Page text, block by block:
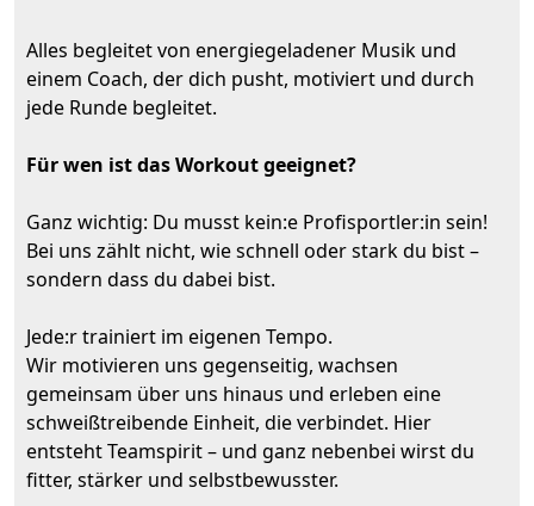
Alles begleitet von energiegeladener Musik und
einem Coach, der dich pusht, motiviert und durch
jede Runde begleitet.
Für wen ist das Workout geeignet?
Ganz wichtig: Du musst kein:e Profisportler:in sein!
Bei uns zählt nicht, wie schnell oder stark du bist –
sondern dass du dabei bist.
Jede:r trainiert im eigenen Tempo.
Wir motivieren uns gegenseitig, wachsen
gemeinsam über uns hinaus und erleben eine
schweißtreibende Einheit, die verbindet. Hier
entsteht Teamspirit – und ganz nebenbei wirst du
fitter, stärker und selbstbewusster.